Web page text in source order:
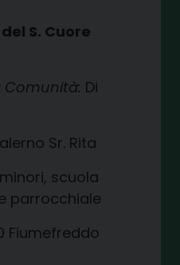
S. Cuore
Comunità: Di
Sr. Rita
scuola
parrocchiale
Fiumefreddo